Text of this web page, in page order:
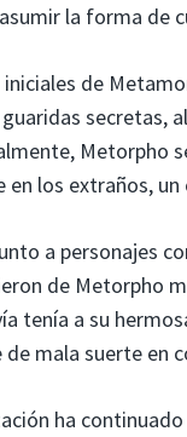
la forma de
iniciales de
secretas,
Metorpho
en los extraños,
a personajes
de Metorpho
tenía a su
mala suerte en
ha